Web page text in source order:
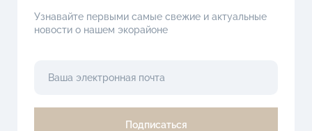
Узнавайте первыми самые свежие и актуальные
новости о нашем экорайоне
Подписаться